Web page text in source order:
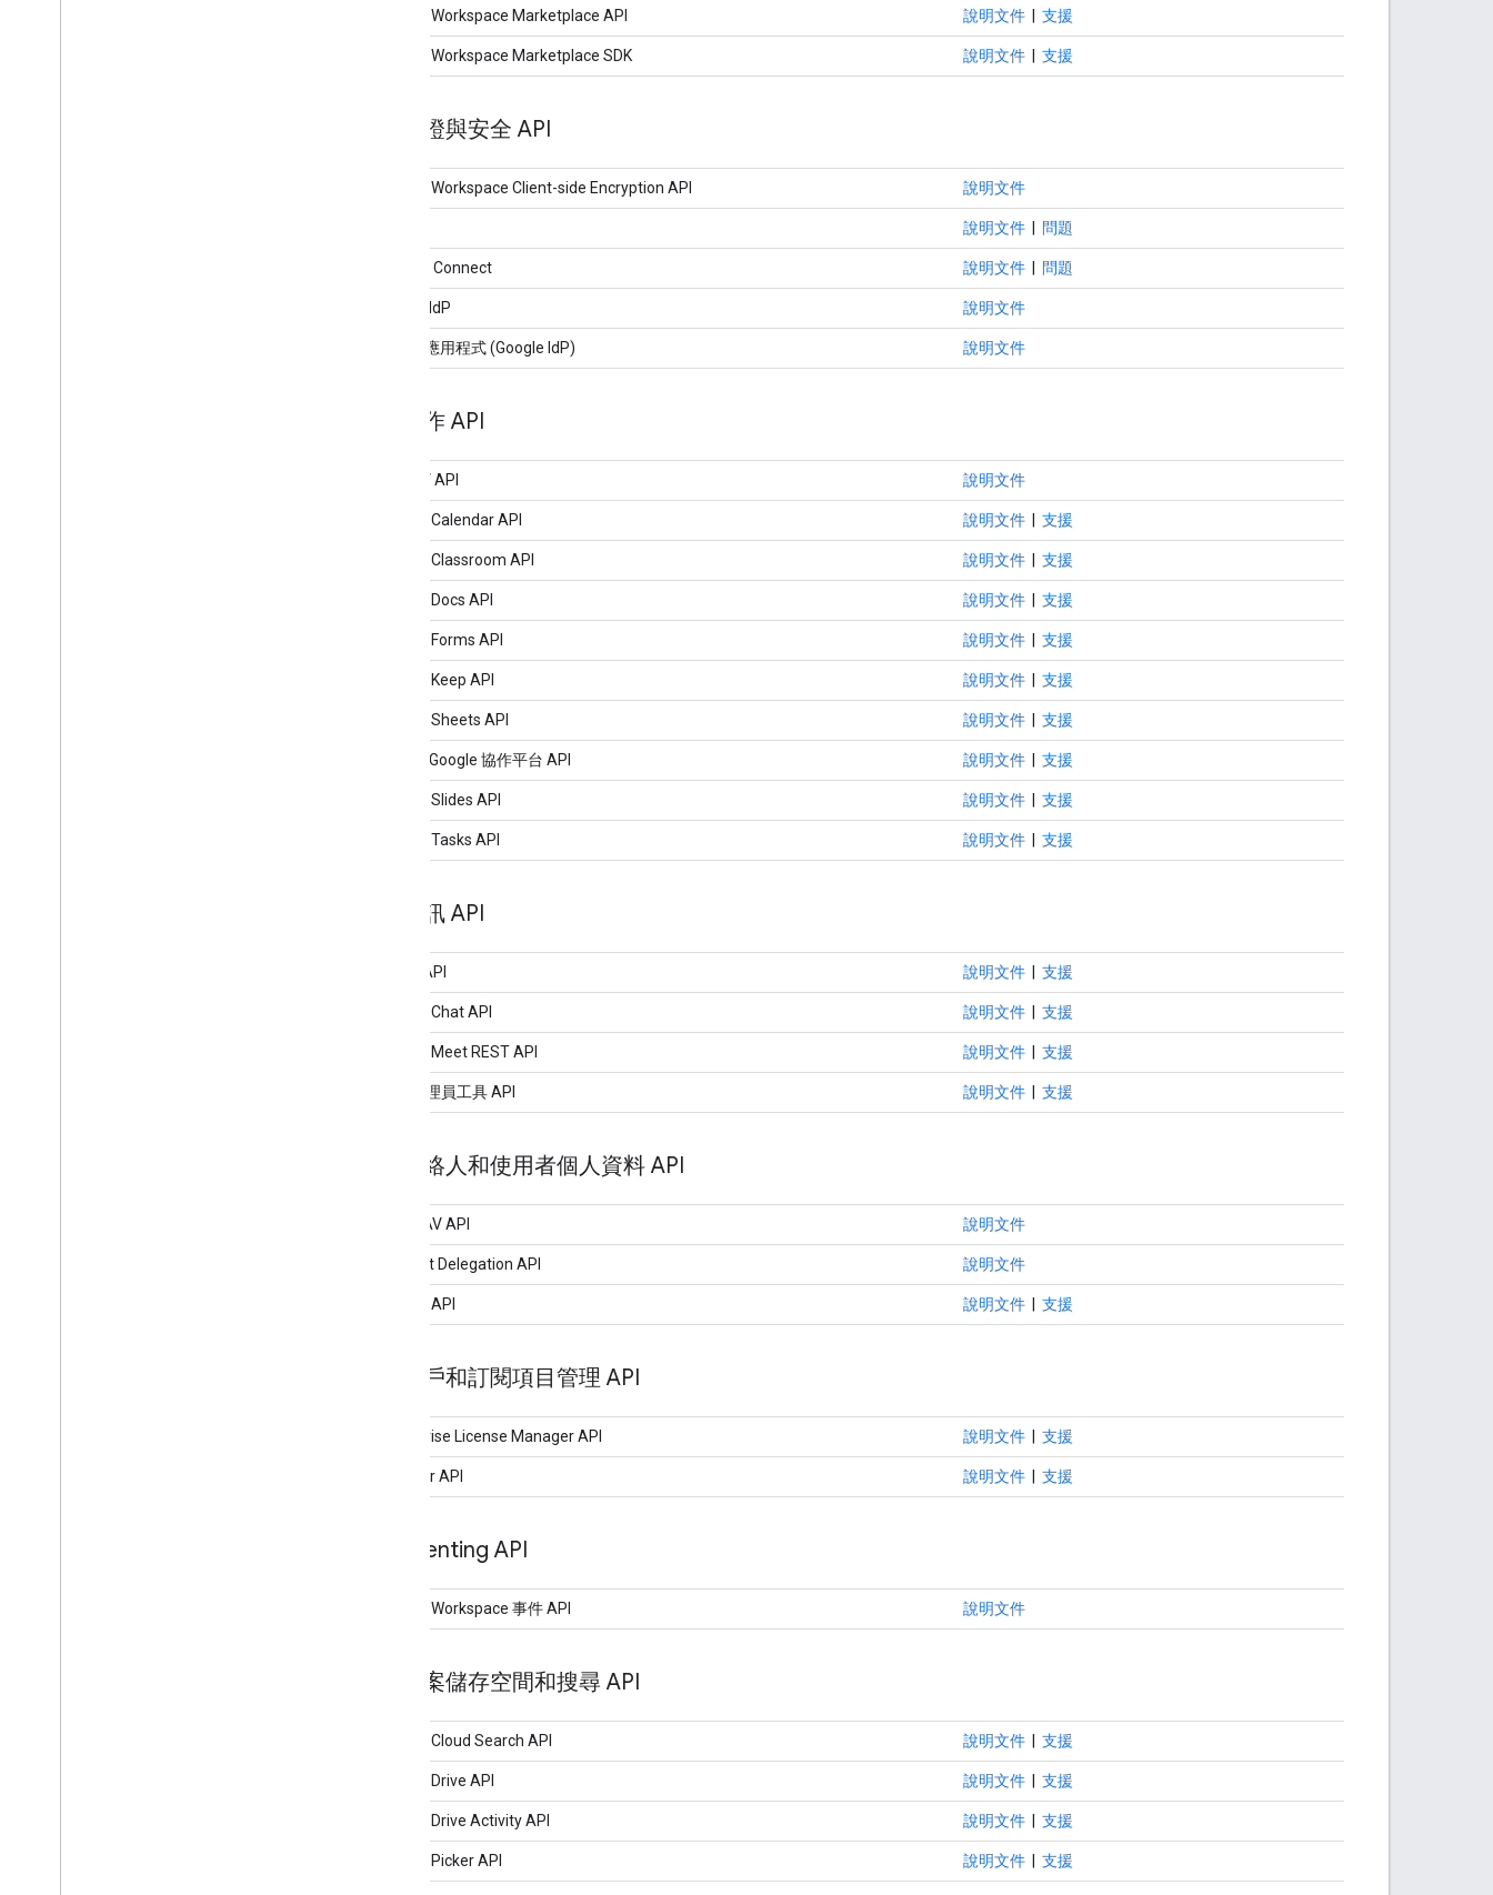
Google Workspace Marketplace API 說明文件 支援
Google Workspace Marketplace SDK 說明文件 支援
驗證與安全 API
Google Workspace Client-side Encryption API 說明文件
說明文件 問題
OpenID Connect 說明文件 問題
第三方 IdP 說明文件
SAML 應用程式 (Google IdP) 說明文件
協作 API
CalDAV API 說明文件
Google Calendar API 說明文件 支援
Google Classroom API 說明文件 支援
Google Docs API 說明文件 支援
Google Forms API 說明文件 支援
Google Keep API 說明文件 支援
Google Sheets API 說明文件 支援
傳統版 Google 協作平台 API 說明文件 支援
Google Slides API 說明文件 支援
Google Tasks API 說明文件 支援
通訊 API
Gmail API 說明文件 支援
Google Chat API 說明文件 支援
Google Meet REST API 說明文件 支援
郵件管理員工具 API 說明文件 支援
聯絡人和使用者個人資料 API
CardDAV API 說明文件
Contact Delegation API 說明文件
People API 說明文件 支援
客戶和訂閱項目管理 API
Enterprise License Manager API 說明文件 支援
Reseller API 說明文件 支援
Eventing API
Google Workspace 事件 API 說明文件
檔案儲存空間和搜尋 API
Google Cloud Search API 說明文件 支援
Google Drive API 說明文件 支援
Google Drive Activity API 說明文件 支援
Google Picker API 說明文件 支援